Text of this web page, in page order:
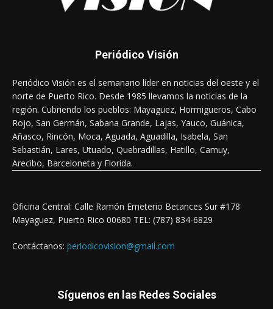
Periódico Visión
Periódico Visión es el semanario líder en noticias del oeste y el
norte de Puerto Rico. Desde 1985 llevamos la noticias de la
región. Cubriendo los pueblos: Mayagüez, Hormigueros, Cabo
Rojo, San Germán, Sabana Grande, Lajas, Yauco, Guánica,
Añasco, Rincón, Moca, Aguada, Aguadilla, Isabela, San
Sebastián, Lares, Utuado, Quebradillas, Hatillo, Camuy,
Arecibo, Barceloneta y Florida.
Oficina Central: Calle Ramón Emeterio Betances Sur #178
Mayaguez, Puerto Rico 00680 TEL: (787) 834-6829
Contáctanos: periodicovision@gmail.com
Síguenos en las Redes Sociales